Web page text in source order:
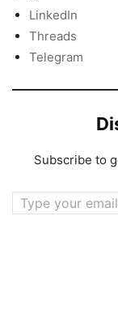
LinkedIn
Threads
Telegram
Subscribe to
Type your email…